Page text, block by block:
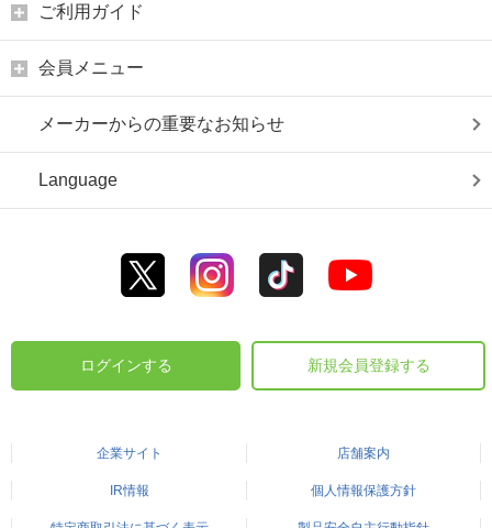
ご利用ガイド
会員メニュー
メーカーからの重要なお知らせ
Language
ログインする 新規会員登録する
企業サイト 店舗案内
IR情報 個人情報保護方針